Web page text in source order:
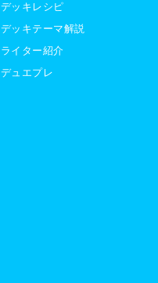
デッキレシピ
デッキテーマ解説
ライター紹介
デュエプレ